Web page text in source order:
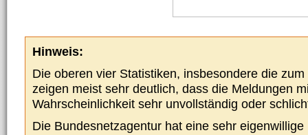
Hinweis:
Die oberen vier Statistiken, insbesondere die
zeigen meist sehr deutlich, dass die Meldungen
Wahrscheinlichkeit sehr unvollständig oder
Die Bundesnetzagentur hat eine sehr